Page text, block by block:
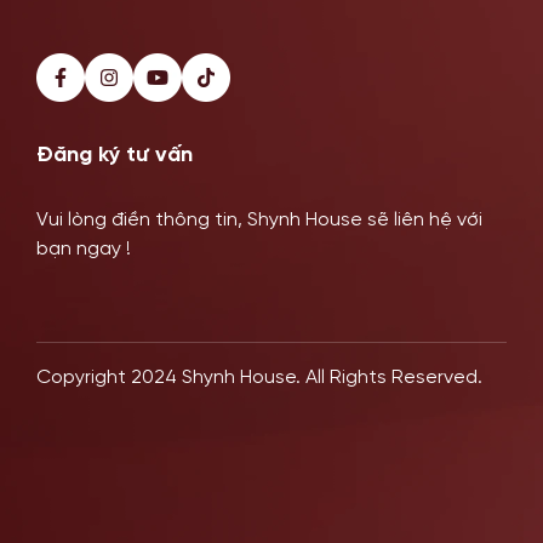
Đăng ký tư vấn
Vui lòng điền thông tin, Shynh House sẽ liên hệ với
bạn ngay !
Copyright 2024 Shynh House. All Rights Reserved.